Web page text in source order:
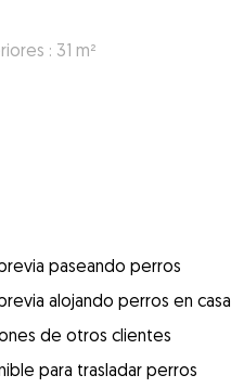
: 31 m²
paseando perros
alojando perros en casa
de otros clientes
para trasladar perros